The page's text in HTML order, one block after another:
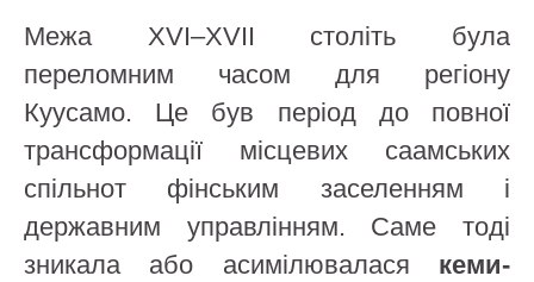
Межа XVI–XVII століть була
переломним часом для регіону
Куусамо. Це був період до повної
трансформації місцевих саамських
спільнот фінським заселенням і
державним управлінням. Саме тоді
зникала або асимілювалася кеми-